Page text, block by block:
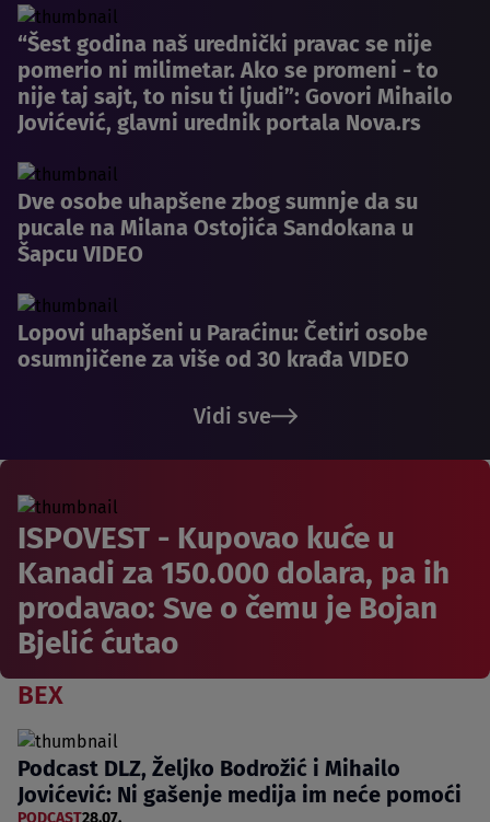
“Šest godina naš urednički pravac se nije
pomerio ni milimetar. Ako se promeni - to
nije taj sajt, to nisu ti ljudi”: Govori Mihailo
Jovićević, glavni urednik portala Nova.rs
Dve osobe uhapšene zbog sumnje da su
pucale na Milana Ostojića Sandokana u
Šapcu VIDEO
Lopovi uhapšeni u Paraćinu: Četiri osobe
osumnjičene za više od 30 krađa VIDEO
Vidi sve
ISPOVEST - Kupovao kuće u
Kanadi za 150.000 dolara, pa ih
prodavao: Sve o čemu je Bojan
Bjelić ćutao
BEX
Podcast DLZ, Željko Bodrožić i Mihailo
Jovićević: Ni gašenje medija im neće pomoći
PODCAST28.07.